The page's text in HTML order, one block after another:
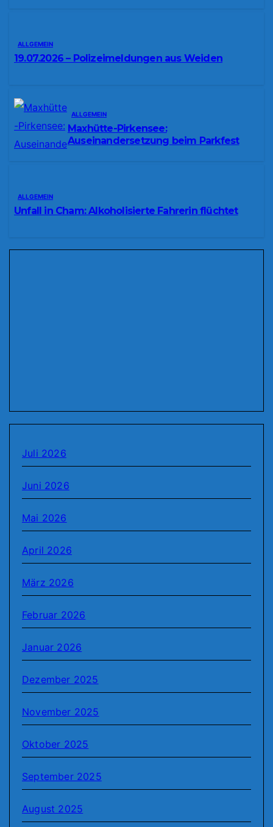
ALLGEMEIN
19.07.2026 – Polizeimeldungen aus Weiden
ALLGEMEIN
Maxhütte-Pirkensee:
Auseinandersetzung beim Parkfest
ALLGEMEIN
Unfall in Cham: Alkoholisierte Fahrerin flüchtet
Juli 2026
Juni 2026
Mai 2026
April 2026
März 2026
Februar 2026
Januar 2026
Dezember 2025
November 2025
Oktober 2025
September 2025
August 2025